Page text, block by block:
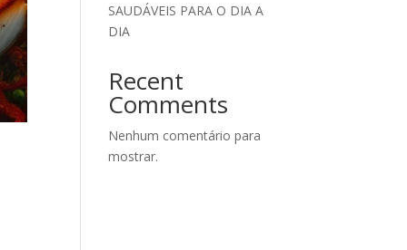
SAUDÁVEIS PARA O DIA A
DIA
Recent
Comments
Nenhum comentário para
mostrar.